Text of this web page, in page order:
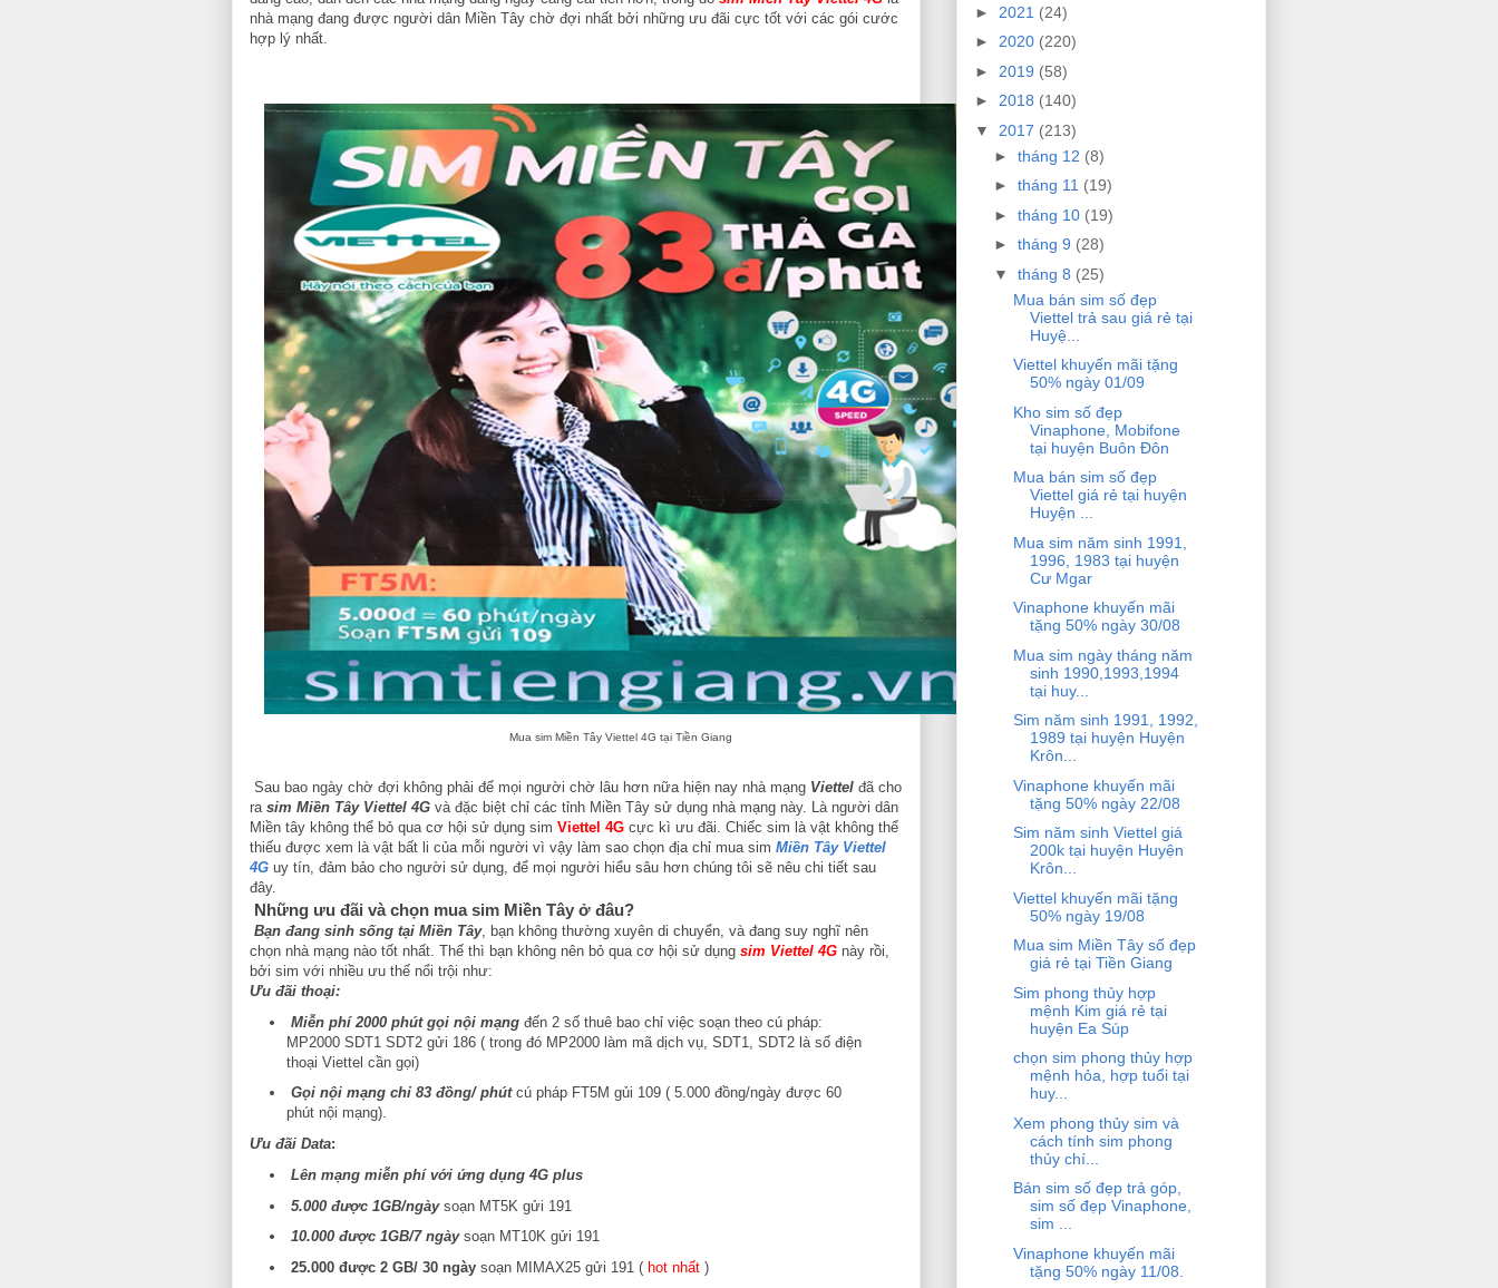
nhà mạng đang được người dân Miền Tây chờ đợi nhất bởi những ưu đãi cực tốt với các gói cước
hợp lý nhất.
Mua sim Miền Tây Viettel 4G tại Tiền Giang
Sau bao ngày chờ đợi không phải để mọi người chờ lâu hơn nữa hiện nay nhà mạng Viettel đã cho
ra sim Miền Tây Viettel 4G và đặc biệt chỉ các tỉnh Miền Tây sử dụng nhà mạng này. Là người dân
Miền tây không thể bỏ qua cơ hội sử dụng sim Viettel 4G cực kì ưu đãi. Chiếc sim là vật không thể
thiếu được xem là vật bất li của mỗi người vì vậy làm sao chọn địa chỉ mua sim Miền Tây Viettel
4G uy tín, đảm bảo cho người sử dụng, để mọi người hiểu sâu hơn chúng tôi sẽ nêu chi tiết sau
đây.
Những ưu đãi và chọn mua sim Miền Tây ở đâu?
Bạn đang sinh sống tại Miền Tây, bạn không thường xuyên di chuyển, và đang suy nghĩ nên
chọn nhà mạng nào tốt nhất. Thế thì bạn không nên bỏ qua cơ hội sử dụng sim Viettel 4G này rồi,
bởi sim với nhiều ưu thế nổi trội như:
Ưu đãi thoại:
Miễn phí 2000 phút gọi nội mạngđến 2 số thuê bao chỉ việc soạn theo cú pháp:
MP2000 SDT1 SDT2 gửi 186 ( trong đó MP2000 làm mã dịch vụ, SDT1, SDT2 là số điện
thoại Viettel cần gọi)
Gọi nội mạng chỉ 83 đồng/ phútcú pháp FT5M gủi 109 ( 5.000 đồng/ngày được 60
phút nội mạng).
Ưu đãi Data:
Lên mạng miễn phí với ứng dụng 4G plus
5.000 được 1GB/ngàysoạn MT5K gửi 191
10.000 được 1GB/7 ngàysoạn MT10K gửi 191
25.000 được 2 GB/ 30 ngày soạn MIMAX25 gửi 191 (hot nhất)
► 2021 (24)
► 2020 (220)
► 2019 (58)
► 2018 (140)
▼ 2017 (213)
► tháng 12 (8)
► tháng 11 (19)
► tháng 10 (19)
► tháng 9 (28)
▼ tháng 8 (25)
Mua bán sim số đẹp
Viettel trả sau giá rẻ tại
Huyệ...
Viettel khuyến mãi tặng
50% ngày 01/09
Kho sim số đẹp
Vinaphone, Mobifone
tại huyện Buôn Đôn
Mua bán sim số đẹp
Viettel giá rẻ tại huyện
Huyện ...
Mua sim năm sinh 1991,
1996, 1983 tại huyện
Cư Mgar
Vinaphone khuyến mãi
tặng 50% ngày 30/08
Mua sim ngày tháng năm
sinh 1990,1993,1994
tại huy...
Sim năm sinh 1991, 1992,
1989 tại huyện Huyện
Krôn...
Vinaphone khuyến mãi
tặng 50% ngày 22/08
Sim năm sinh Viettel giá
200k tại huyện Huyện
Krôn...
Viettel khuyến mãi tặng
50% ngày 19/08
Mua sim Miền Tây số đẹp
giá rẻ tại Tiền Giang
Sim phong thủy hợp
mệnh Kim giá rẻ tại
huyện Ea Súp
chọn sim phong thủy hợp
mệnh hỏa, hợp tuổi tại
huy...
Xem phong thủy sim và
cách tính sim phong
thủy chí...
Bán sim số đẹp trả góp,
sim số đẹp Vinaphone,
sim ...
Vinaphone khuyến mãi
tặng 50% ngày 11/08.